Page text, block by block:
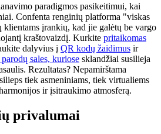
paradigmos pasikeitimui, kai
Confenta renginių platforma "viskas
klientams įrankių, kad jie galėtų be vargo
kraštovaizdį. Kurkite pritaikomas
dalyvius į QR kodų žaidimus ir
sales, kuriose sklandžiai susilieja
Rezultatas? Nepamirštama
tiek asmeniniams, tiek virtualiems
ir įsitraukimo atmosferą.
privalumai